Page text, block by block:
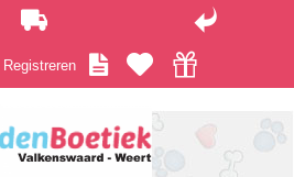
Registreren